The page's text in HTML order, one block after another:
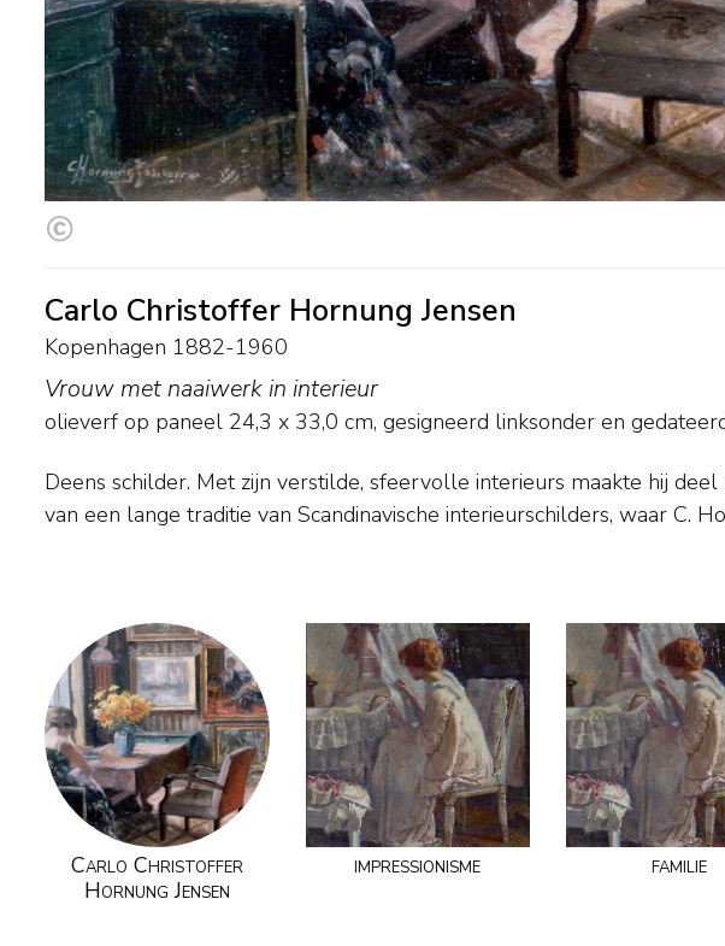
Carlo Christoffer Hornung Jensen
Kopenhagen 1882-1960
Vrouw met naaiwerk in interieur
olieverf op paneel 24,3 x 33,0 cm, gesigneerd linksonder en
Deens schilder. Met zijn verstilde, sfeervolle interieurs maakte hij deel
van een lange traditie van Scandinavische interieurschilders, waar C.
Carlo Christoffer
Hornung Jensen
impressionisme familie